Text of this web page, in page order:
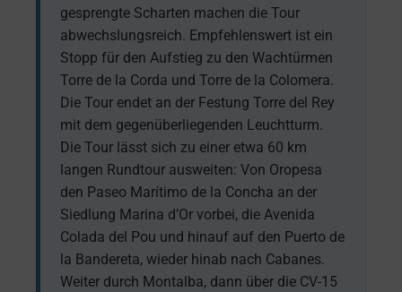
gesprengte Scharten machen die Tour
abwechslungsreich. Empfehlenswert ist ein
Stopp für den Aufstieg zu den Wachtürmen
Torre de la Corda und Torre de la Colomera.
Die Tour endet an der Festung Torre del Rey
mit dem gegenüberliegenden Leuchtturm.
Die Tour lässt sich zu einer etwa 60 km
langen Rundtour ausweiten: Von Oropesa
den Paseo Marítimo de la Concha an der
Siedlung Marina d’Or vorbei, die Avenida
Colada del Pou und hinauf auf den Puerto de
la Bandereta, wieder hinab nach Cabanes.
Weiter durch Montalba, dann über die CV-15